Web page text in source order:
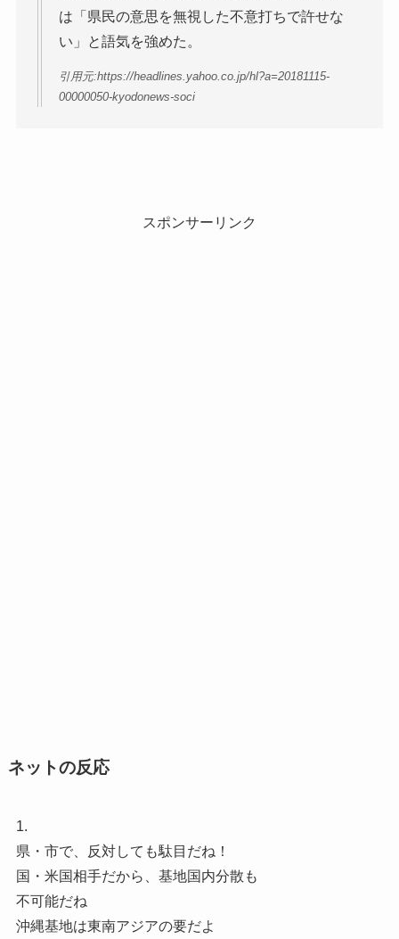
は「県民の意思を無視した不意打ちで許せな
い」と語気を強めた。
引用元:https://headlines.yahoo.co.jp/hl?a=20181115-
00000050-kyodonews-soci
スポンサーリンク
ネットの反応
1.
県・市で、反対しても駄目だね！
国・米国相手だから、基地国内分散も
不可能だね
沖縄基地は東南アジアの要だよ